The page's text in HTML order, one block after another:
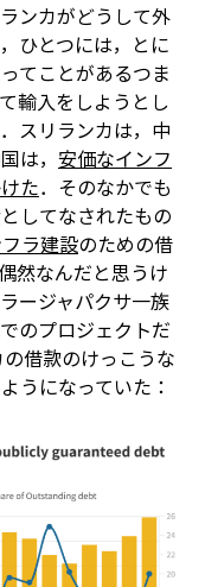
ンカがどうして外
ひとつには，とに
ことがある――つま
輸入をしようとし
スリランカは，中
は， 安価なインフ
た．そのなかでも
してなされたもの
ラ建設のための借
然なんだと思うけ
ージャパクサ一族
のプロジェクトだ
借款のけっこうな
うになっていた：